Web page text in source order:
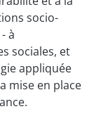
socio-
à
sociales, et
appliquée
mise en place